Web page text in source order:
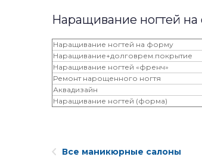
Наращивание ногтей
Наращивание ногтей на форму
Наращивание+долговрем.покрытие
Наращивание ногтей «френч»
Ремонт нарощенного ногтя
Аквадизайн
Наращивание ногтей (форма)
Все маникюрные салоны